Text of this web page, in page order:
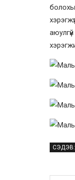
СЭДЭВ: